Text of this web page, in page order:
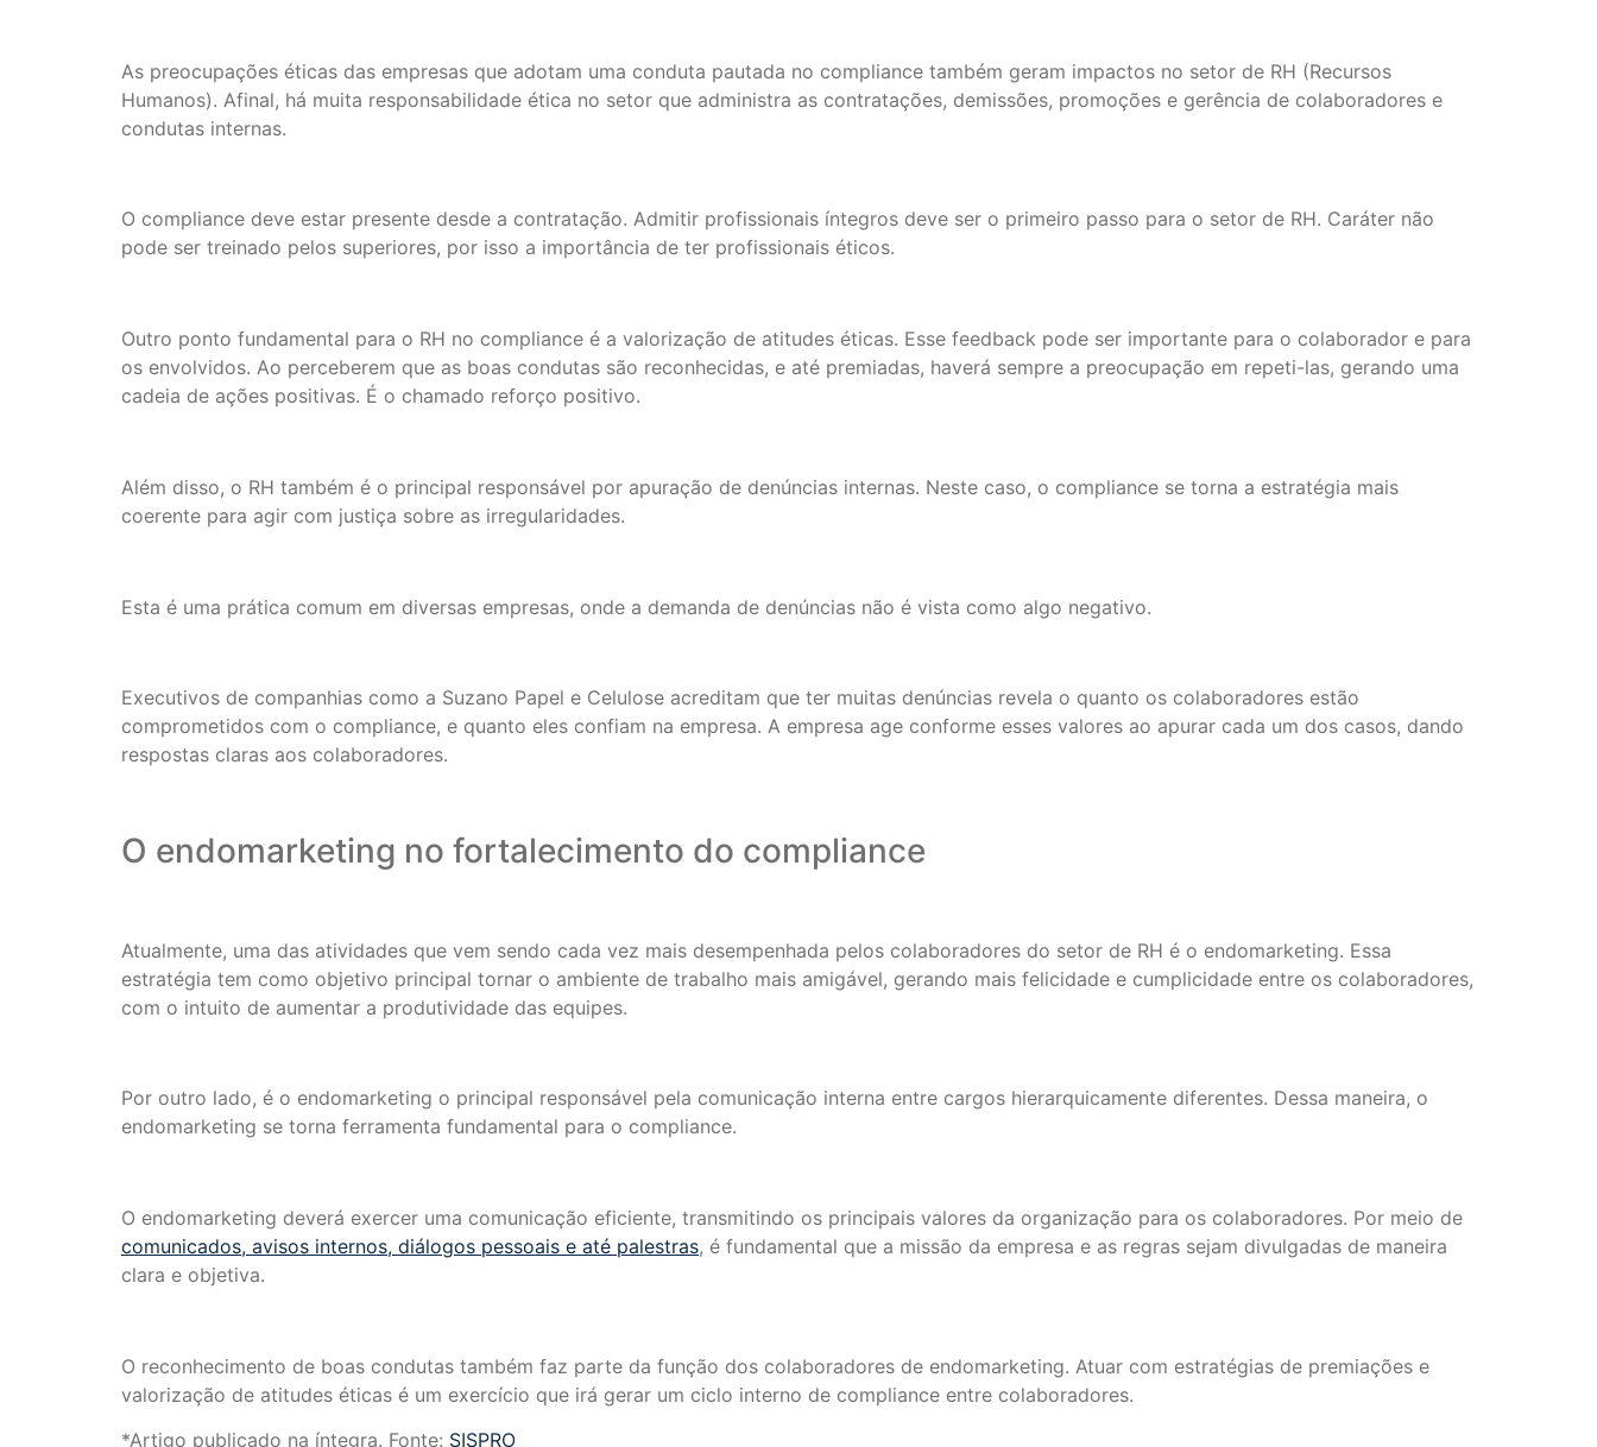
As preocupações éticas das empresas que adotam uma conduta pautada no compliance também geram impactos no setor de RH (Recursos
Humanos). Afinal, há muita responsabilidade ética no setor que administra as contratações, demissões, promoções e gerência de colaboradores e
condutas internas.
O compliance deve estar presente desde a contratação. Admitir profissionais íntegros deve ser o primeiro passo para o setor de RH. Caráter não
pode ser treinado pelos superiores, por isso a importância de ter profissionais éticos.
Outro ponto fundamental para o RH no compliance é a valorização de atitudes éticas. Esse feedback pode ser importante para o colaborador e para
os envolvidos. Ao perceberem que as boas condutas são reconhecidas, e até premiadas, haverá sempre a preocupação em repeti-las, gerando uma
cadeia de ações positivas. É o chamado reforço positivo.
Além disso, o RH também é o principal responsável por apuração de denúncias internas. Neste caso, o compliance se torna a estratégia mais
coerente para agir com justiça sobre as irregularidades.
Esta é uma prática comum em diversas empresas, onde a demanda de denúncias não é vista como algo negativo.
Executivos de companhias como a Suzano Papel e Celulose acreditam que ter muitas denúncias revela o quanto os colaboradores estão
comprometidos com o compliance, e quanto eles confiam na empresa. A empresa age conforme esses valores ao apurar cada um dos casos, dando
respostas claras aos colaboradores.
O endomarketing no fortalecimento do compliance
Atualmente, uma das atividades que vem sendo cada vez mais desempenhada pelos colaboradores do setor de RH é o endomarketing. Essa
estratégia tem como objetivo principal tornar o ambiente de trabalho mais amigável, gerando mais felicidade e cumplicidade entre os colaboradores,
com o intuito de aumentar a produtividade das equipes.
Por outro lado, é o endomarketing o principal responsável pela comunicação interna entre cargos hierarquicamente diferentes. Dessa maneira, o
endomarketing se torna ferramenta fundamental para o compliance.
O endomarketing deverá exercer uma comunicação eficiente, transmitindo os principais valores da organização para os colaboradores. Por meio de
comunicados, avisos internos, diálogos pessoais e até palestras, é fundamental que a missão da empresa e as regras sejam divulgadas de maneira
clara e objetiva.
O reconhecimento de boas condutas também faz parte da função dos colaboradores de endomarketing. Atuar com estratégias de premiações e
valorização de atitudes éticas é um exercício que irá gerar um ciclo interno de compliance entre colaboradores.
*Artigo publicado na íntegra. Fonte: SISPRO